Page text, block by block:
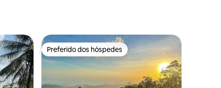
Preferido dos hóspedes
Preferido dos hóspedes